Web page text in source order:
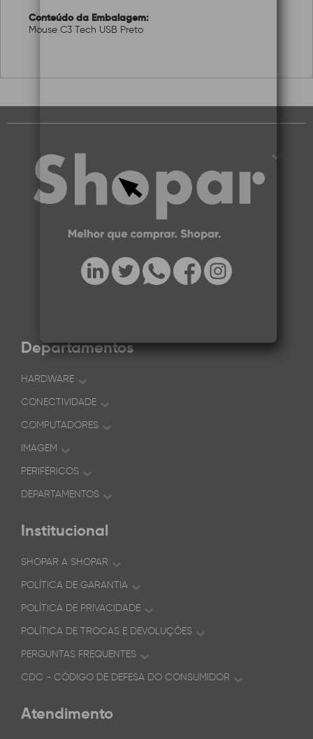
Conteúdo da Embalagem:
Mouse C3 Tech USB Preto
Departamentos
HARDWARE
CONECTIVIDADE
COMPUTADORES
IMAGEM
PERIFÉRICOS
DEPARTAMENTOS
Institucional
SHOPAR A SHOPAR
POLÍTICA DE GARANTIA
POLÍTICA DE PRIVACIDADE
POLÍTICA DE TROCAS E DEVOLUÇÕES
PERGUNTAS FREQUENTES
CDC - CÓDIGO DE DEFESA DO CONSUMIDOR
Atendimento